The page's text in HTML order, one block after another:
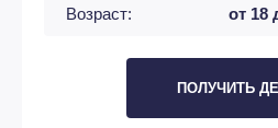
Возраст: от 18
ПОЛУЧИТЬ